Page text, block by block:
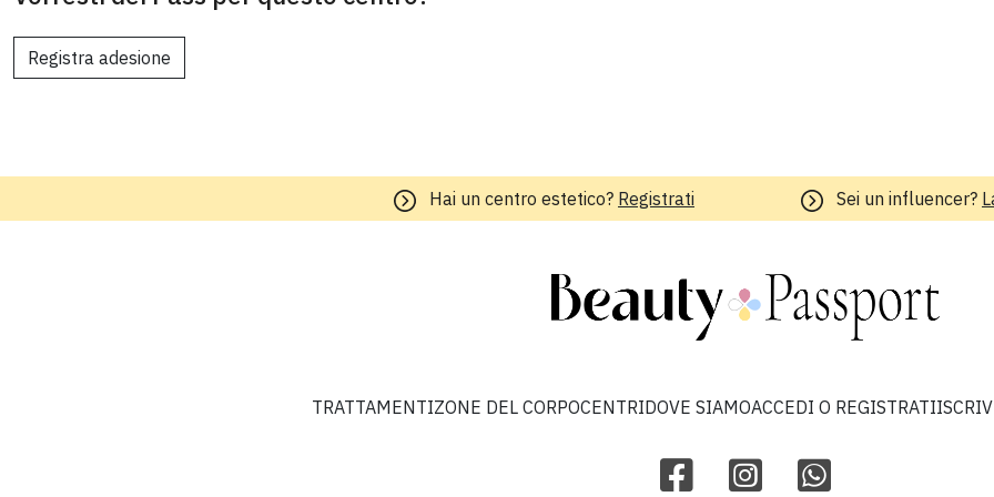
Registra adesione
Hai un centro estetico? Registrati Sei un influencer?
TRATTAMENTIZONE DEL CORPOCENTRIDOVE SIAMOACCEDI O REGISTRATI